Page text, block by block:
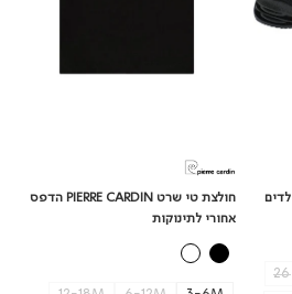
26
חולצת טי שרט PIERRE CARDIN הדפס
אחורי לתינוקות